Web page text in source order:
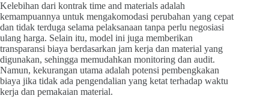
Kelebihan dari kontrak time and materials adalah
kemampuannya untuk mengakomodasi perubahan yang cepat
dan tidak terduga selama pelaksanaan tanpa perlu negosiasi
ulang harga. Selain itu, model ini juga memberikan
transparansi biaya berdasarkan jam kerja dan material yang
digunakan, sehingga memudahkan monitoring dan audit.
Namun, kekurangan utama adalah potensi pembengkakan
biaya jika tidak ada pengendalian yang ketat terhadap waktu
kerja dan pemakaian material.